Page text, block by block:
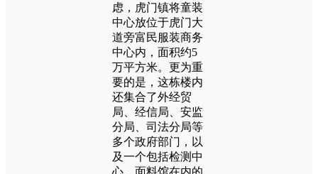
虑，虎门镇将童装
中心放位于虎门大
道旁富民服装商务
中心内，面积约5
万平方米。更为重
要的是，这栋楼内
还集合了外经贸
局、经信局、安监
分局、司法分局等
多个政府部门，以
及一个包括检测中
心、面料馆在内的